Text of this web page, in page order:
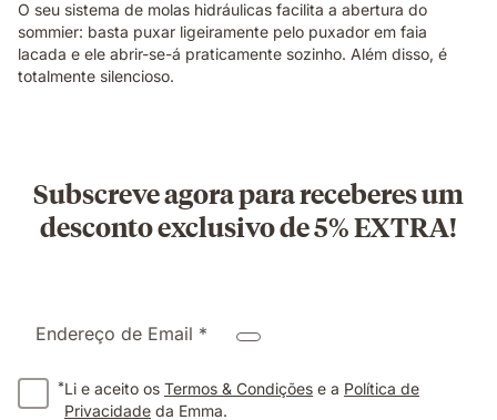
O seu sistema de molas hidráulicas facilita a abertura do
sommier: basta puxar ligeiramente pelo puxador em faia
lacada e ele abrir-se-á praticamente sozinho. Além disso, é
totalmente silencioso.
Subscreve agora para receberes um
desconto exclusivo de 5% EXTRA!
Endereço de Email *
*Li e aceito os Termos & Condições e a Política de
Privacidade da Emma.